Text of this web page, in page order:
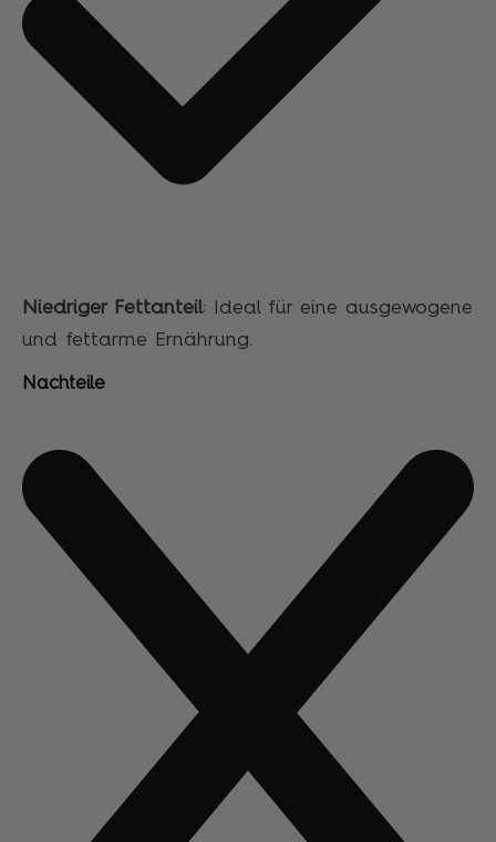
Niedriger Fettanteil: Ideal für eine ausgewogene
und fettarme Ernährung.
Nachteile